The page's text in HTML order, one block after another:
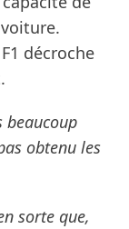
décroche
beaucoup
obtenu les
sorte que,